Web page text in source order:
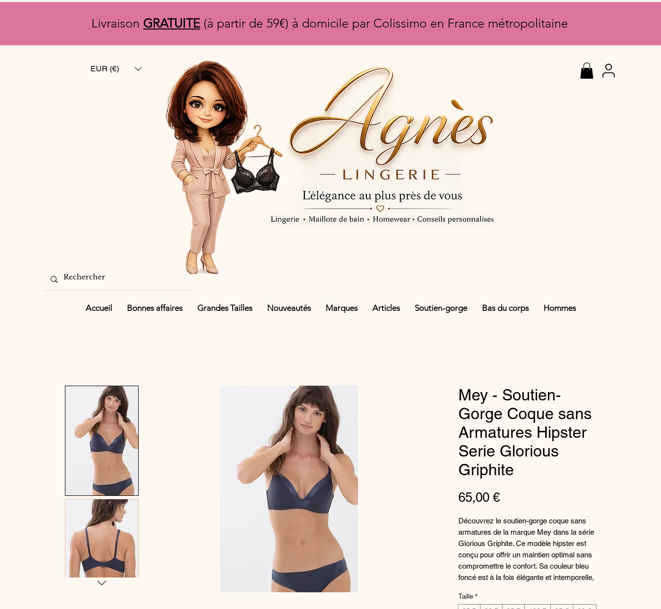
Livraison GRATUITE (à partir de 59€) à domicile par Colissimo en France métropolitaine
EUR (€)
Accueil Bonnes affaires Grandes Tailles Nouveautés Marques Articles Soutien-gorge Bas du corps Hommes
Mey - Soutien-
Gorge Coque sans
Armatures Hipster
Serie Glorious
Griphite
65,00 €Prix
Découvrez le soutien-gorge coque sans
armatures de la marque Mey dans la série
Glorious Griphite. Ce modèle hipster est
conçu pour offrir un maintien optimal sans
compromettre le confort. Sa couleur bleu
foncé est à la fois élégante et intemporelle,
quotidien. Fabriqué avec des matériaux de
Taille *